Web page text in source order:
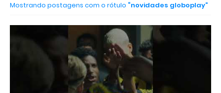
Mostrando postagens com o rótulo novidades globoplay